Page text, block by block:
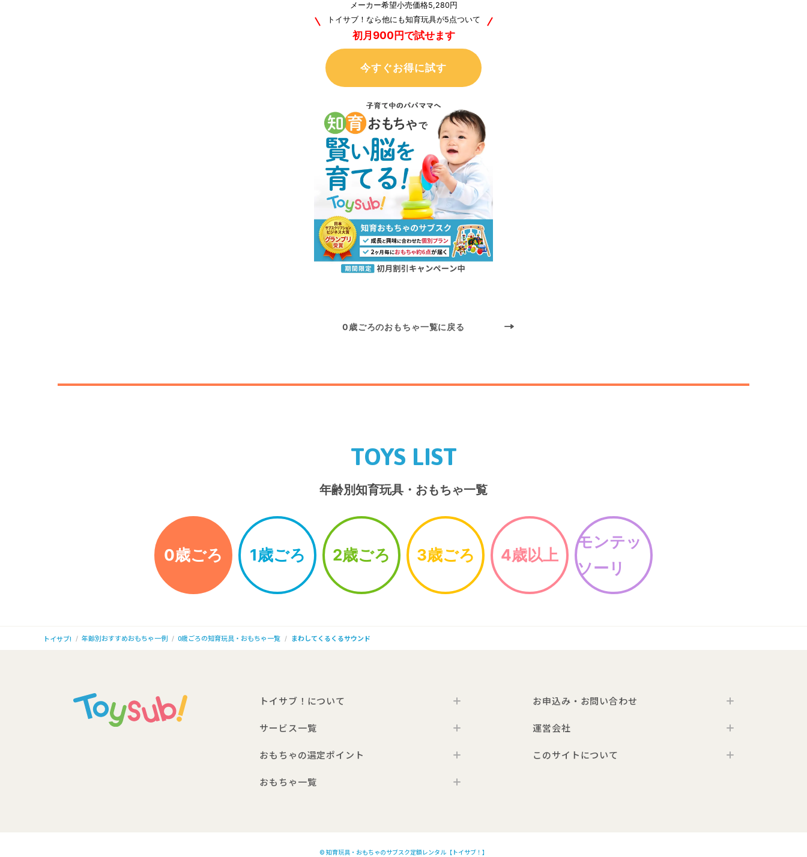
メーカー希望小売価格5,280円
トイサブ！なら他にも知育玩具が5点ついて
初月900円で試せます
今すぐお得に試す
0歳ごろのおもちゃ一覧に戻る
TOYS LIST
年齢別知育玩具・おもちゃ一覧
0歳ごろ 1歳ごろ 2歳ごろ 3歳ごろ 4歳以上
モンテッ
ソーリ
トイサブ! 年齢別おすすめおもちゃ一例 0歳ごろの知育玩具・おもちゃ一覧 まわしてくるくるサウンド
トイサブ！について
トイサブ！の特徴
サービス一覧・料金
サービス一覧
トイサブ！ファーストセレクション
おもちゃの選定ポイント
年齢別おすすめおもちゃ
おもちゃ一覧
お申込み・お問い合わせ
お申込み
運営会社
代表メッセージ
このサイトについて
© 知育玩具・おもちゃのサブスク定額レンタル【トイサブ！】